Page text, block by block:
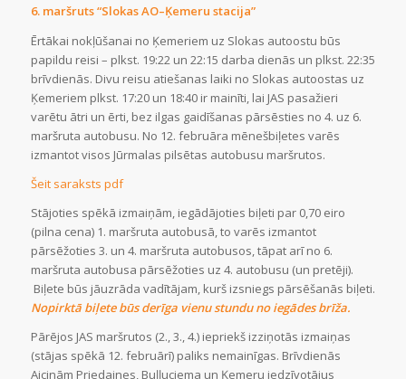
6. maršruts “Slokas AO–Ķemeru stacija”
Ērtākai nokļūšanai no Ķemeriem uz Slokas autoostu būs
papildu reisi – plkst. 19:22 un 22:15 darba dienās un plkst. 22:35
brīvdienās. Divu reisu atiešanas laiki no Slokas autoostas uz
Ķemeriem plkst. 17:20 un 18:40 ir mainīti, lai JAS pasažieri
varētu ātri un ērti, bez ilgas gaidīšanas pārsēsties no 4. uz 6.
maršruta autobusu. No 12. februāra mēnešbiļetes varēs
izmantot visos Jūrmalas pilsētas autobusu maršrutos.
Šeit saraksts pdf
Stājoties spēkā izmaiņām, iegādājoties biļeti par 0,70 eiro
(pilna cena) 1. maršruta autobusā, to varēs izmantot
pārsēžoties 3. un 4. maršruta autobusos, tāpat arī no 6.
maršruta autobusa pārsēžoties uz 4. autobusu (un pretēji).
Biļete būs jāuzrāda vadītājam, kurš izsniegs pārsēšanās biļeti.
Nopirktā biļete būs derīga vienu stundu no iegādes brīža.
Pārējos JAS maršrutos (2., 3., 4.) iepriekš izziņotās izmaiņas
(stājas spēkā 12. februārī) paliks nemainīgas. Brīvdienās
Aicinām Priedaines, Buļļuciema un Ķemeru iedzīvotājus